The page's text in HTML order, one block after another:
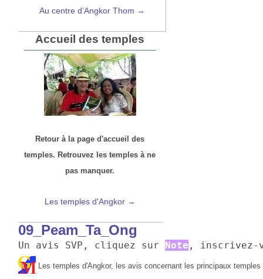
Au centre d’Angkor Thom →
Accueil des temples
Retour à la page d'accueil des
temples. Retrouvez les temples à ne
pas manquer.
Les temples d'Angkor →
09_Peam_Ta_Ong
Un avis SVP, cliquez sur Note , inscrivez-
Les temples d'Angkor, les avis concernant les principaux